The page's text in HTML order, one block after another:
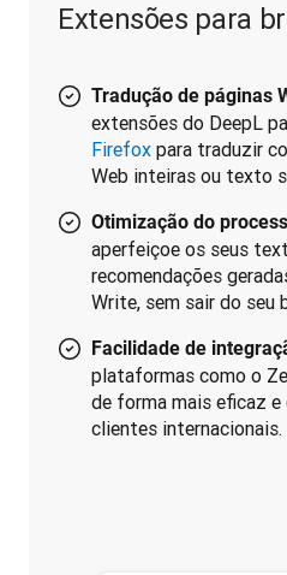
Extensões para
Tradução de páginas
extensões do DeepL
Firefox para traduzir
Web inteiras ou texto
Otimização do
aperfeiçoe os seus
recomendações
Write, sem sair do seu
Facilidade de
plataformas como o
de forma mais eficaz
clientes internacionais.